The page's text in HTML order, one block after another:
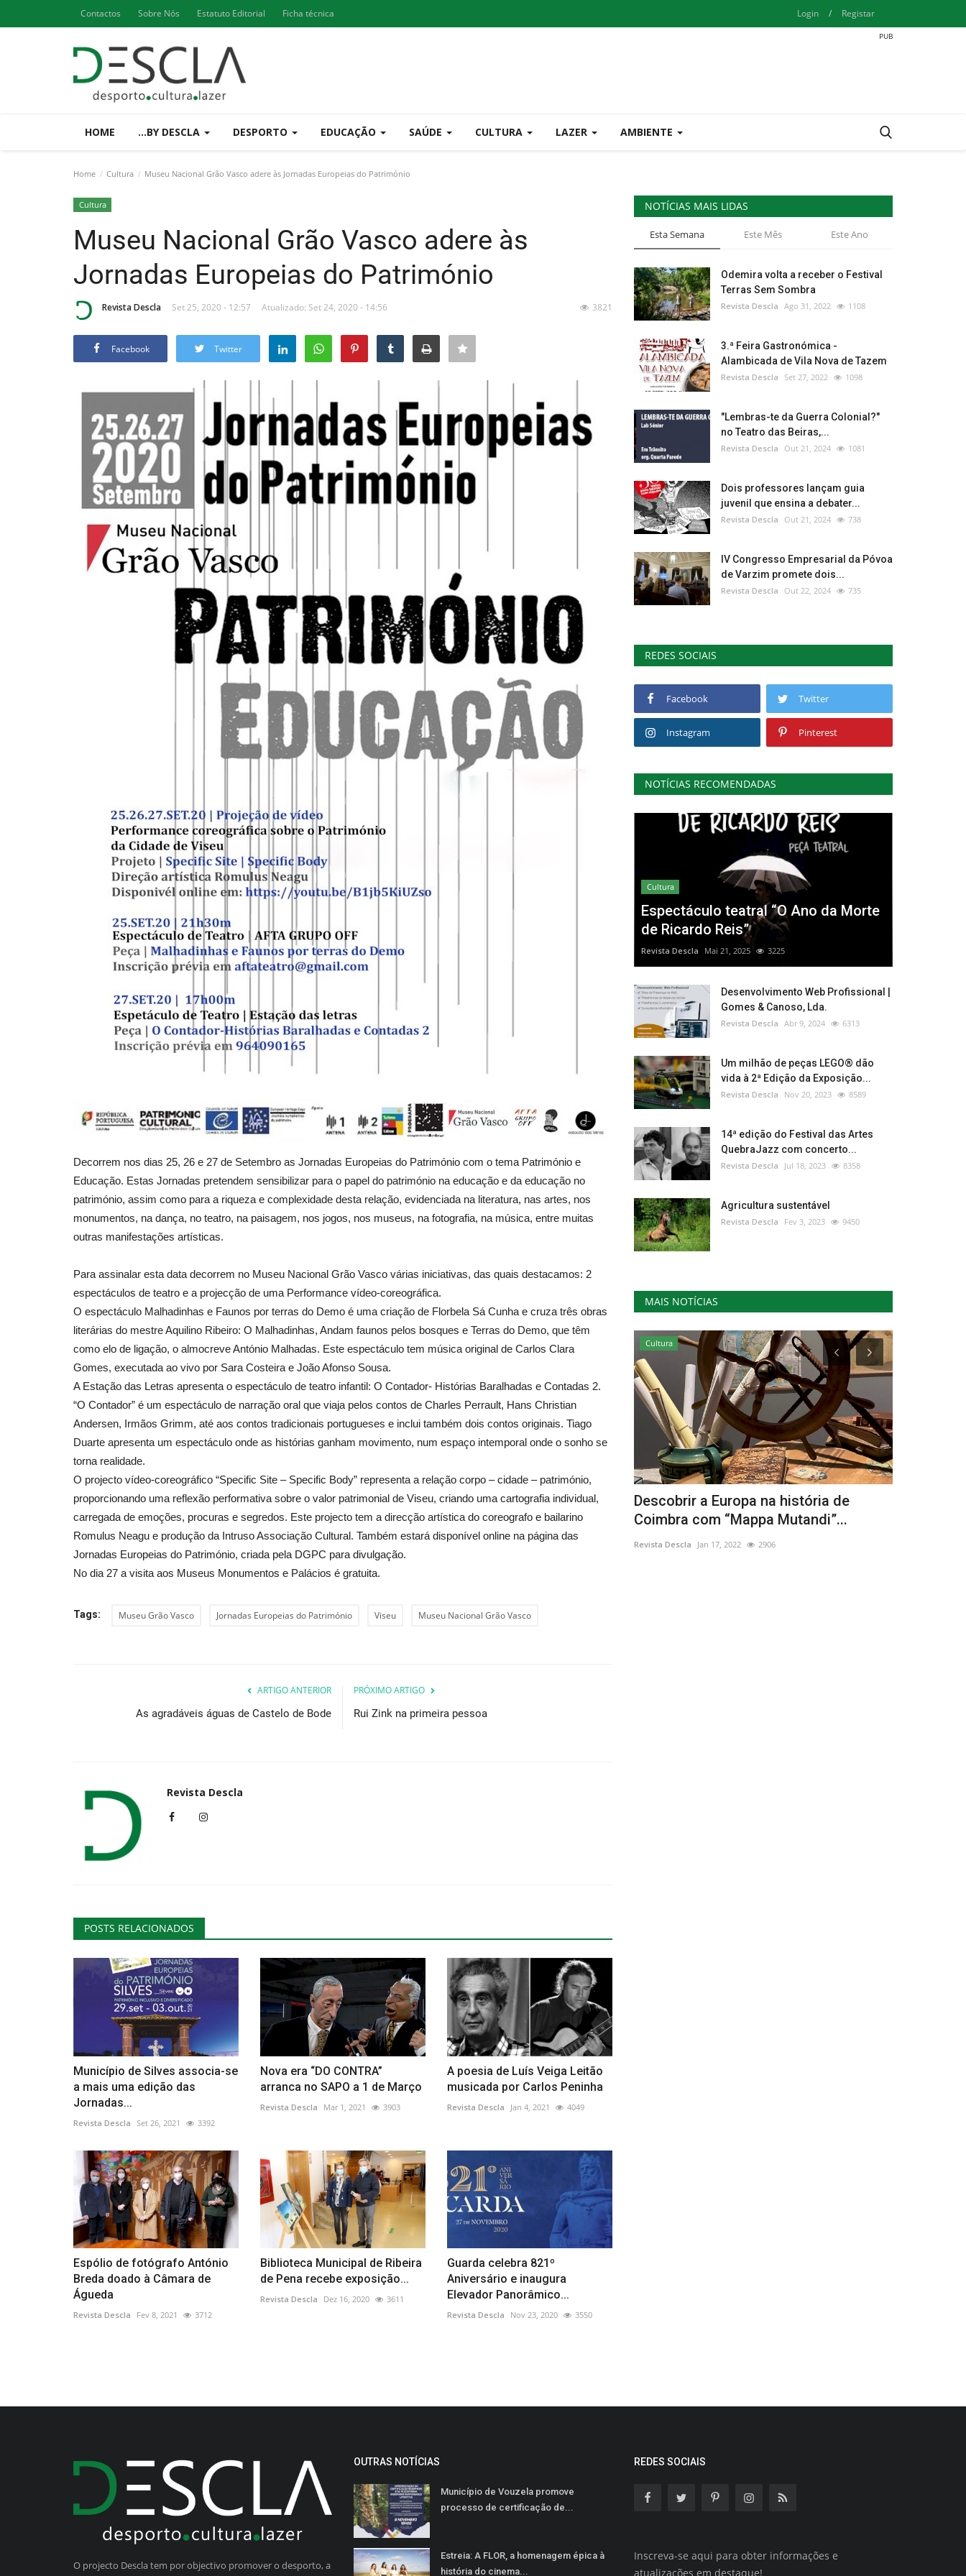
Contactos Sobre Nós Estatuto Editorial Ficha técnica Login / Registar
HOME ...BY DESCLA DESPORTO EDUCAÇÃO SAÚDE CULTURA LAZER AMBIENTE
Home Cultura Museu Nacional Grão Vasco adere às Jornadas Europeias do Património
Cultura
Museu Nacional Grão Vasco adere às
Jornadas Europeias do Património
Revista Descla Set 25, 2020 - 12:57 Atualizado: Set 24, 2020 - 14:56 3821
Facebook Twitter
Decorrem nos dias 25, 26 e 27 de Setembro as Jornadas Europeias do Património com o tema Património e
Educação. Estas Jornadas pretendem sensibilizar para o papel do património na educação e da educação no
património, assim como para a riqueza e complexidade desta relação, evidenciada na literatura, nas artes, nos
monumentos, na dança, no teatro, na paisagem, nos jogos, nos museus, na fotografia, na música, entre muitas
outras manifestações artísticas.
Para assinalar esta data decorrem no Museu Nacional Grão Vasco várias iniciativas, das quais destacamos: 2
espectáculos de teatro e a projecção de uma Performance vídeo-coreográfica.
O espectáculo Malhadinhas e Faunos por terras do Demo é uma criação de Florbela Sá Cunha e cruza três obras
literárias do mestre Aquilino Ribeiro: O Malhadinhas, Andam faunos pelos bosques e Terras do Demo, que têm
como elo de ligação, o almocreve António Malhadas. Este espectáculo tem música original de Carlos Clara
Gomes, executada ao vivo por Sara Costeira e João Afonso Sousa.
A Estação das Letras apresenta o espectáculo de teatro infantil: O Contador- Histórias Baralhadas e Contadas 2.
“O Contador” é um espectáculo de narração oral que viaja pelos contos de Charles Perrault, Hans Christian
Andersen, Irmãos Grimm, até aos contos tradicionais portugueses e inclui também dois contos originais. Tiago
Duarte apresenta um espectáculo onde as histórias ganham movimento, num espaço intemporal onde o sonho se
torna realidade.
O projecto vídeo-coreográfico “Specific Site – Specific Body” representa a relação corpo – cidade – património,
proporcionando uma reflexão performativa sobre o valor patrimonial de Viseu, criando uma cartografia individual,
carregada de emoções, procuras e segredos. Este projecto tem a direcção artística do coreografo e bailarino
Romulus Neagu e produção da Intruso Associação Cultural. Também estará disponível online na página das
Jornadas Europeias do Património, criada pela DGPC para divulgação.
No dia 27 a visita aos Museus Monumentos e Palácios é gratuita.
Tags: Museu Grão Vasco Jornadas Europeias do Património Viseu Museu Nacional Grão Vasco
ARTIGO ANTERIOR
As agradáveis águas de Castelo de Bode
PRÓXIMO ARTIGO
Rui Zink na primeira pessoa
Revista Descla
POSTS RELACIONADOS
Município de Silves associa-se
a mais uma edição das
Jornadas...
Revista Descla Set 26, 2021 3392
Nova era “DO CONTRA”
arranca no SAPO a 1 de Março
Revista Descla Mar 1, 2021 3903
A poesia de Luís Veiga Leitão
musicada por Carlos Peninha
Revista Descla Jan 4, 2021 4049
Espólio de fotógrafo António
Breda doado à Câmara de
Águeda
Revista Descla Fev 8, 2021 3712
Biblioteca Municipal de Ribeira
de Pena recebe exposição...
Revista Descla Dez 16, 2020 3611
Guarda celebra 821º
Aniversário e inaugura
Elevador Panorâmico...
Revista Descla Nov 23, 2020 3550
NOTÍCIAS MAIS LIDAS
Esta Semana Este Mês Este Ano
Odemira volta a receber o Festival
Terras Sem Sombra
Revista Descla Ago 31, 2022 1108
3.ª Feira Gastronómica -
Alambicada de Vila Nova de Tazem
Revista Descla Set 27, 2022 1098
"Lembras-te da Guerra Colonial?"
no Teatro das Beiras,...
Revista Descla Out 21, 2024 1081
Dois professores lançam guia
juvenil que ensina a debater...
Revista Descla Out 21, 2024 738
IV Congresso Empresarial da Póvoa
de Varzim promete dois...
Revista Descla Out 22, 2024 735
REDES SOCIAIS
Facebook Twitter
Instagram Pinterest
NOTÍCIAS RECOMENDADAS
Cultura
Espectáculo teatral “O Ano da Morte
de Ricardo Reis”
Revista Descla Mai 21, 2025 3225
Desenvolvimento Web Profissional |
Gomes & Canoso, Lda.
Revista Descla Abr 9, 2024 6313
Um milhão de peças LEGO® dão
vida à 2ª Edição da Exposição...
Revista Descla Nov 20, 2023 8589
14ª edição do Festival das Artes
QuebraJazz com concerto...
Revista Descla Jul 18, 2023 8358
Agricultura sustentável
Revista Descla Fev 3, 2023 9450
MAIS NOTÍCIAS
Cultura
Passeios na Muleta Álvaro Velho em
Setembro e Outubro
Revista Descla Set 21, 2022
Cultura
Dullmea apresenta o novo disco “Lloc
Comú”
Abr 9, 2023
Cultura
Descobrir a Europa na história de
Coimbra com “Mappa Mutandi”...
Revista Descla Jan 17, 2022 2906
O projecto Descla tem por objectivo promover o desporto, a
OUTRAS NOTÍCIAS
Município de Vouzela promove
processo de certificação de...
Estreia: A FLOR, a homenagem épica à
história do cinema...
REDES SOCIAIS
Inscreva-se aqui para obter informações e
atualizações em destaque!